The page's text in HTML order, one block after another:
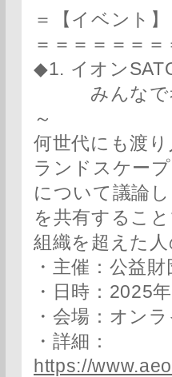
＝【イベント
＝＝＝＝＝＝＝
◆1. イオン
みんなで考
～
何世代にも渡
ランドスケー
について議論
を共有するこ
組織を超えた
・主催：公益
・日時：2025
・会場：オン
・詳細：
https://